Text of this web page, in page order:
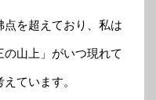
を超えており、私は
山上」がいつ現れて
ています。